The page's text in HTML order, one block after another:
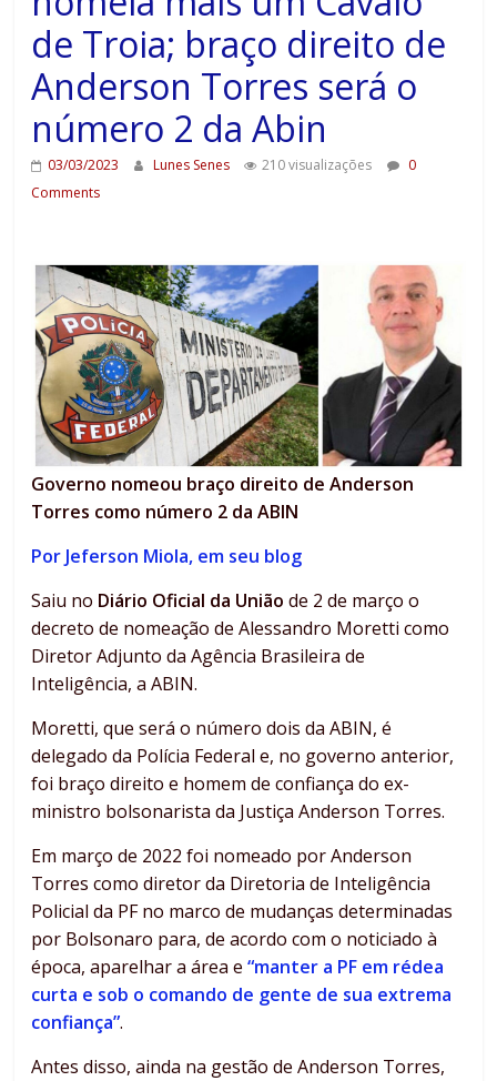
de Troia; braço direito de
Anderson Torres será o
número 2 da Abin
03/03/2023 Lunes Senes 210 visualizações
0
Comments
Governo nomeou braço direito de Anderson
Torres como número 2 da ABIN
Por Jeferson Miola, em seu blog
Saiu no Diário Oficial da União de 2 de março o
decreto de nomeação de Alessandro Moretti como
Diretor Adjunto da Agência Brasileira de
Inteligência, a ABIN.
Moretti, que será o número dois da ABIN, é
delegado da Polícia Federal e, no governo anterior,
foi braço direito e homem de confiança do ex-
ministro bolsonarista da Justiça Anderson Torres.
Em março de 2022 foi nomeado por Anderson
Torres como diretor da Diretoria de Inteligência
Policial da PF no marco de mudanças determinadas
por Bolsonaro para, de acordo com o noticiado à
época, aparelhar a área e“manter a PF em rédea
curta e sob o comando de gente de sua extrema
confiança”.
Antes disso, ainda na gestão de Anderson Torres,